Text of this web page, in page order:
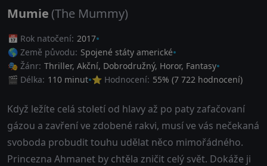
Mumie (The Mummy)
📅 Rok natočení: 2017
🌎 Země původu: Spojené státy americké
🎭 Žánr: Thriller, Akční, Dobrodružný, Horor, Fantasy
🎬 Délka: 110 minut ⭐ Hodnocení: 55% (7 722 hodnocení)
Když ležíte celá století od hlavy až po paty zafačovaní
gázou a zavření ve zdobené rakvi, musí ve vás nečekaná
svoboda probudit touhu udělat něco mimořádného.
Princezna Ahmanet by chtěla zničit celý svět. Dokáže ji